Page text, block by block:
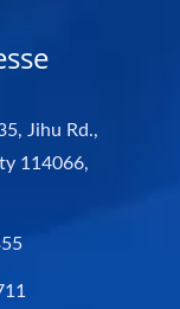
Jihu Rd.,
114066,